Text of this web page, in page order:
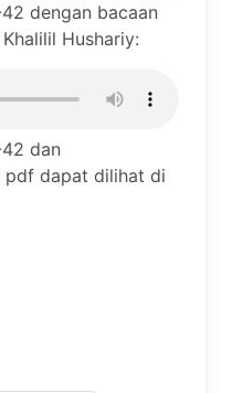
dengan bacaan
Hushariy:
dan
pdf dapat dilihat di